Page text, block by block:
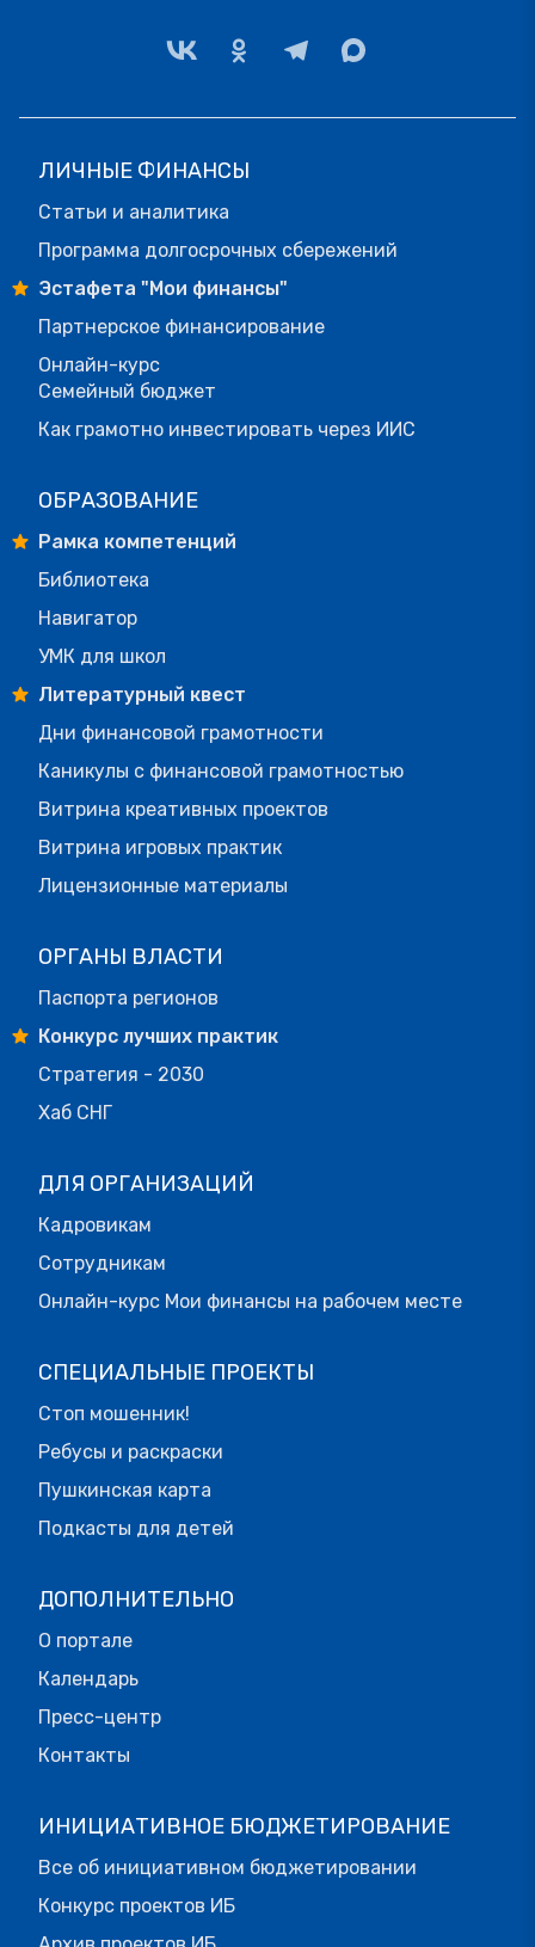
ЛИЧНЫЕ ФИНАНСЫ
Статьи и аналитика
Программа долгосрочных сбережений
Эстафета "Мои финансы"
Партнерское финансирование
Онлайн-курс
Семейный бюджет
Как грамотно инвестировать через ИИС
ОБРАЗОВАНИЕ
Рамка компетенций
Библиотека
Навигатор
УМК для школ
Литературный квест
Дни финансовой грамотности
Каникулы с финансовой грамотностью
Витрина креативных проектов
Витрина игровых практик
Лицензионные материалы
ОРГАНЫ ВЛАСТИ
Паспорта регионов
Конкурс лучших практик
Стратегия - 2030
Хаб СНГ
ДЛЯ ОРГАНИЗАЦИЙ
Кадровикам
Сотрудникам
Онлайн-курс Мои финансы на рабочем месте
СПЕЦИАЛЬНЫЕ ПРОЕКТЫ
Стоп мошенник!
Ребусы и раскраски
Пушкинская карта
Подкасты для детей
ДОПОЛНИТЕЛЬНО
О портале
Календарь
Пресс-центр
Контакты
ИНИЦИАТИВНОЕ БЮДЖЕТИРОВАНИЕ
Все об инициативном бюджетировании
Конкурс проектов ИБ